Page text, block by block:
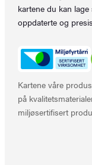
kartene du kan lage
oppdaterte og
Kartene våre
på
miljøsertifisert